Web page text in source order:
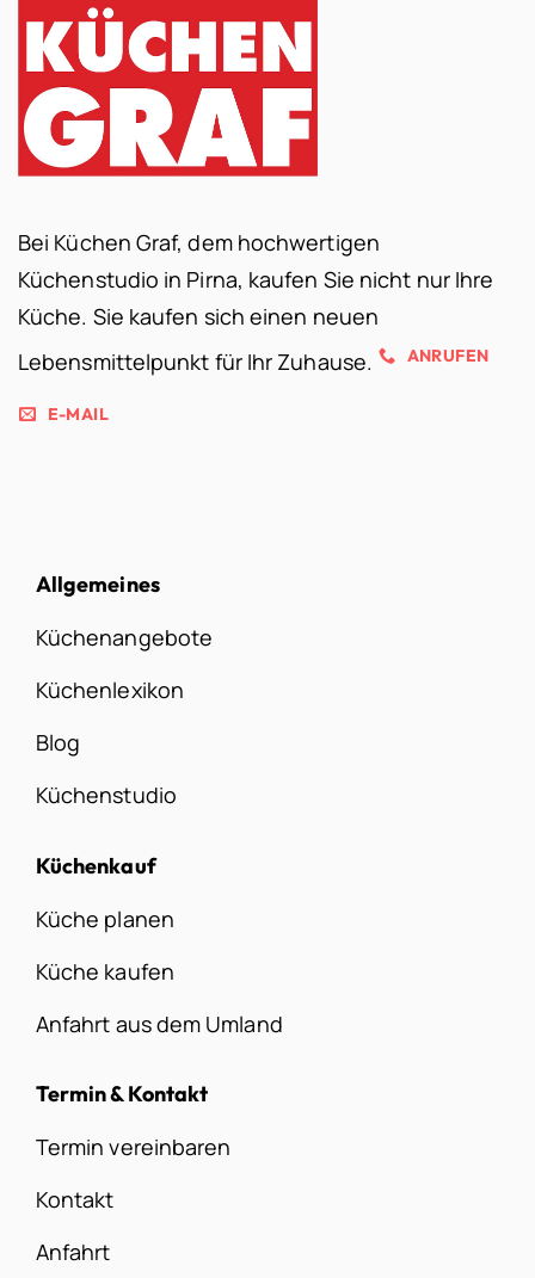
Bei Küchen Graf, dem hochwertigen
Küchenstudio in Pirna, kaufen Sie nicht nur Ihre
Küche. Sie kaufen sich einen neuen
Lebensmittelpunkt für Ihr Zuhause.
ANRUFEN
E-MAIL
Allgemeines
Küchenangebote
Küchenlexikon
Blog
Küchenstudio
Küchenkauf
Küche planen
Küche kaufen
Anfahrt aus dem Umland
Termin & Kontakt
Termin vereinbaren
Kontakt
Anfahrt